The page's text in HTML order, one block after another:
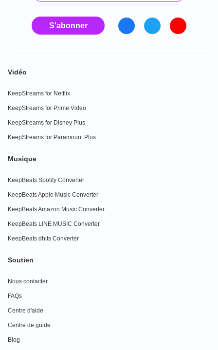
S'abonner
Vidéo
KeepStreams for Netflix
KeepStreams for Prime Video
KeepStreams for Disney Plus
KeepStreams for Paramount Plus
Musique
KeepBeats Spotify Converter
KeepBeats Apple Music Converter
KeepBeats Amazon Music Converter
KeepBeats LINE MUSIC Converter
KeepBeats dhits Converter
Soutien
Nous contacter
FAQs
Centre d'aide
Centre de guide
Blog